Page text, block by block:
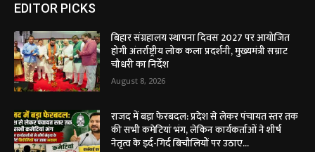
EDITOR PICKS
बिहार संग्रहालय स्थापना दिवस 2027 पर आयोजित
होगी अंतर्राष्ट्रीय लोक कला प्रदर्शनी, मुख्यमंत्री सम्राट
चौधरी का निर्देश
August 8, 2026
राजद में बड़ा फेरबदल: प्रदेश से लेकर पंचायत स्तर तक
की सभी कमेटियां भंग, लेकिन कार्यकर्ताओं ने शीर्ष
नेतृत्व के इर्द-गिर्द बिचौलियों पर उठाए...